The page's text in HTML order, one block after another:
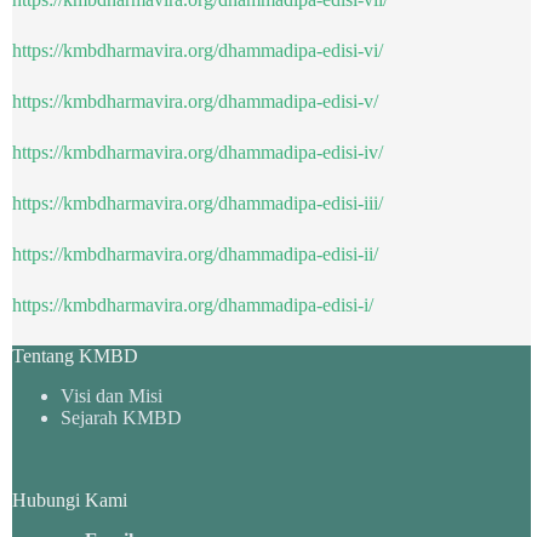
https://kmbdharmavira.org/dhammadipa-edisi-vi/
https://kmbdharmavira.org/dhammadipa-edisi-v/
https://kmbdharmavira.org/dhammadipa-edisi-iv/
https://kmbdharmavira.org/dhammadipa-edisi-iii/
https://kmbdharmavira.org/dhammadipa-edisi-ii/
https://kmbdharmavira.org/dhammadipa-edisi-i/
Tentang KMBD
Visi dan Misi
Sejarah KMBD
Hubungi Kami